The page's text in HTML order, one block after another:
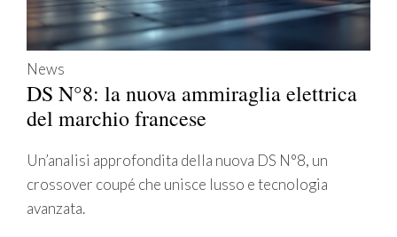
News
DS N°8: la nuova ammiraglia elettrica
del marchio francese
Un’analisi approfondita della nuova DS N°8, un
crossover coupé che unisce lusso e tecnologia
avanzata.